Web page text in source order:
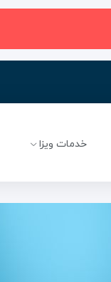
خدمات ویزا